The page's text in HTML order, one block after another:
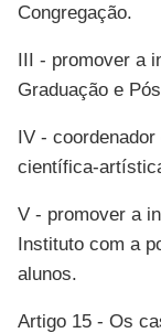
Congregação.
III - promover a
Graduação e
IV -
científica-
V - promover a
Instituto com a
alunos.
Artigo 15 - Os